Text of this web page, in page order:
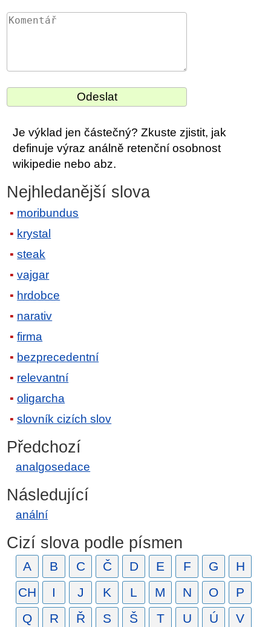
Je výklad jen částečný? Zkuste zjistit, jak
definuje výraz análně retenční osobnost
wikipedie nebo abz.
Nejhledanější slova
moribundus
krystal
steak
vajgar
hrdobce
narativ
firma
bezprecedentní
relevantní
oligarcha
slovník cizích slov
Předchozí
analgosedace
Následující
anální
Cizí slova podle písmen
A B C Č D E F G
H
CH
I J K L M N O
P
Q
R Ř S Š T U Ú V